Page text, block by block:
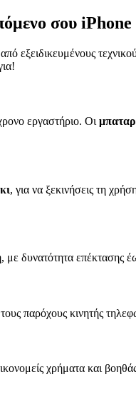
σου iPhone
εξειδικευμένους
εργαστήριο. Οι
, για να ξεκινήσεις τη
με δυνατότητα επέκτασης
παρόχους κινητής
χρήματα και